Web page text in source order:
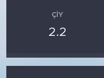
ÇIY
2.2